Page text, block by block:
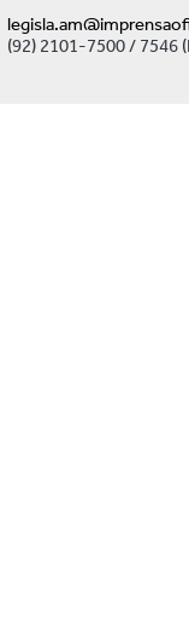
(92) 2101-7500 / 7546